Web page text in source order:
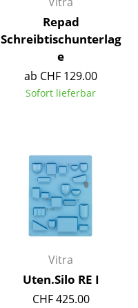
Repad
Schreibtischunterlag
e
ab CHF 129.00
Sofort lieferbar
Vitra
Uten.Silo RE I
CHF 425.00